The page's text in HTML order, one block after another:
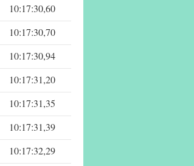
10:17:30,60
10:17:30,70
10:17:30,94
10:17:31,20
10:17:31,35
10:17:31,39
10:17:32,29